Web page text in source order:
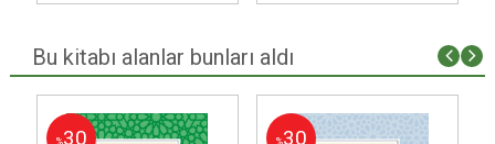
Bu kitabı alanlar bunları aldı
%30 %30